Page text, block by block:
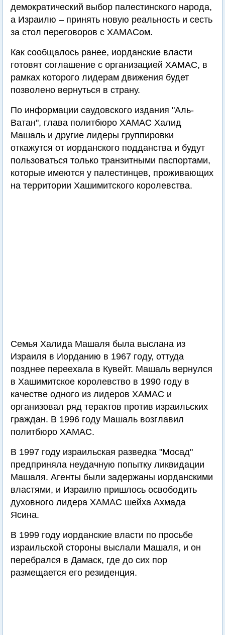
демократический выбор палестинского народа,
а Израилю – принять новую реальность и сесть
за стол переговоров с ХАМАСом.
Как сообщалось ранее, иорданские власти
готовят соглашение с организацией ХАМАС, в
рамках которого лидерам движения будет
позволено вернуться в страну.
По информации саудовского издания "Аль-
Ватан", глава политбюро ХАМАС Халид
Машаль и другие лидеры группировки
откажутся от иорданского подданства и будут
пользоваться только транзитными паспортами,
которые имеются у палестинцев, проживающих
на территории Хашимитского королевства.
Семья Халида Машаля была выслана из
Израиля в Иорданию в 1967 году, оттуда
позднее переехала в Кувейт. Машаль вернулся
в Хашимитское королевство в 1990 году в
качестве одного из лидеров ХАМАС и
организовал ряд терактов против израильских
граждан. В 1996 году Машаль возглавил
политбюро ХАМАС.
В 1997 году израильская разведка "Мосад"
предприняла неудачную попытку ликвидации
Машаля. Агенты были задержаны иорданскими
властями, и Израилю пришлось освободить
духовного лидера ХАМАС шейха Ахмада
Ясина.
В 1999 году иорданские власти по просьбе
израильской стороны выслали Машаля, и он
перебрался в Дамаск, где до сих пор
размещается его резиденция.